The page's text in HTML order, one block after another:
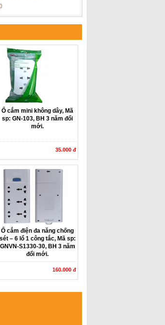
Ổ cắm mini không dây, Mã
sp: GN-103, BH 3 năm đổi
mới.
35.000 đ
Ổ cắm điện đa năng chống
sét – 6 lổ 1 công tắc, Mã sp:
GNVN-S1330-30, BH 3 năm
đổi mới.
160.000 đ